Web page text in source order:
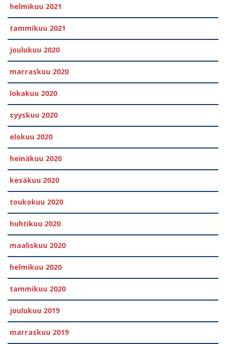
helmikuu 2021
tammikuu 2021
joulukuu 2020
marraskuu 2020
lokakuu 2020
syyskuu 2020
elokuu 2020
heinäkuu 2020
kesäkuu 2020
toukokuu 2020
huhtikuu 2020
maaliskuu 2020
helmikuu 2020
tammikuu 2020
joulukuu 2019
marraskuu 2019